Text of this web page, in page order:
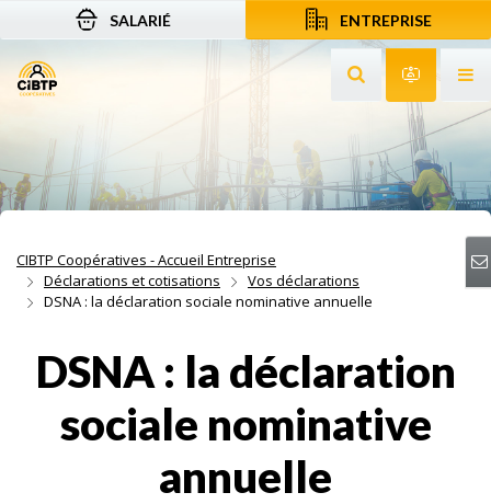
Aller au contenu
Aller à la recherche
Aller à la navigation
SALARIÉ ENTREPRISE
Rechercher sur
CIBTP Coopératives - Accueil Entreprise
Déclarations et cotisations
Vos déclarations
DSNA : la déclaration sociale nominative annuelle
DSNA : la déclaration
sociale nominative
annuelle